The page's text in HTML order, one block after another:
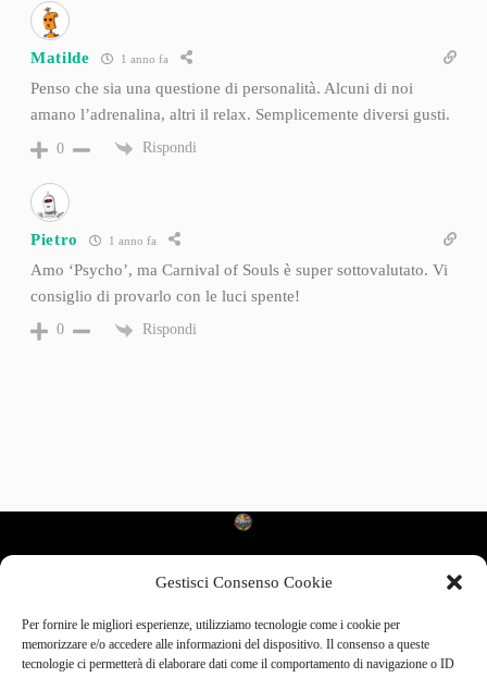
Gestisci Consenso Cookie
Per fornire le migliori esperienze, utilizziamo tecnologie come i cookie per
memorizzare e/o accedere alle informazioni del dispositivo. Il consenso a queste
tecnologie ci permetterà di elaborare dati come il comportamento di navigazione o ID
Matilde 1 anno fa
Penso che sia una questione di personalità. Alcuni di noi
amano l’adrenalina, altri il relax. Semplicemente diversi gusti.
0 Rispondi
Pietro 1 anno fa
Amo ‘Psycho’, ma Carnival of Souls è super sottovalutato. Vi
consiglio di provarlo con le luci spente!
0 Rispondi
Cinema d’Autore
Cult da Recuperare
Dietro le Quinte